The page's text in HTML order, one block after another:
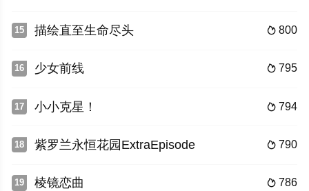
15  800
描绘直至生命尽头
16  795
少女前线
17  794
小小克星！
18  790
紫罗兰永恒花园ExtraEpisode
19  786
棱镜恋曲